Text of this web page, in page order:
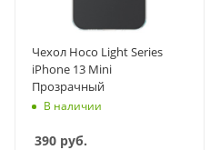
Чехол Hoco Light Series
iPhone 13 Mini
Прозрачный
В наличии
390 руб.